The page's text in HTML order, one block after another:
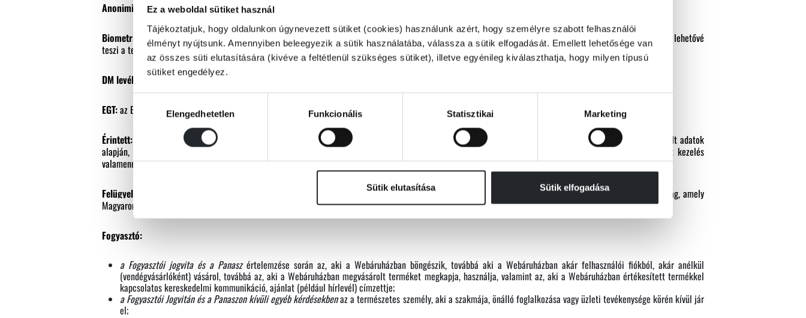
Ez a weboldal sütiket használ
Tájékoztatjuk, hogy oldalunkon úgynevezett sütiket (cookies) használunk azért, hogy személyre szabott felhasználói
élményt nyújtsunk. Amennyiben beleegyezik a sütik használatába, válassza a sütik elfogadását. Emellett lehetősége van
az összes süti elutasítására (kivéve a feltétlenül szükséges sütiket), illetve egyénileg kiválaszthatja, hogy milyen típusú
sütiket engedélyez.
kiválasztásaElengedhetetlen Funkcionális Statisztikai Marketing
Sütik elutasítása Sütik elfogadása
Anonimizálás: olyan technikai eljárás, amely biztosítja, hogy Ön és a személyes adat közötti kapcsolat többé nem állítható helyre;
Biometrikus adat:egy természetes személy testi, fiziológiai vagy viselkedési jellemzőire vonatkozó minden olyan adat (például arckép vagy ujjlenyomat), amely lehetővé
teszi a természetes személy egyedi azonosítását vagy éppen megerősíti a korábban már elvégzett azonosítás eredményét;
DM levél (elektronikus direktmarketing-levél vagy hírlevél):
EGT:az Európai Gazdasági Térség tagállamai (az Európai Unió tagállamai, valamint Izland, Norvégia és Liechtenstein);
Érintett:
bármely egyedileg meghatározott, személyes adat alapján ténylegesen azonosított vagy még nem azonosított, de – akár közvetlenül az általunk kezelt adatok
alapján, vagy más adatok felhasználásával közvetve – azonosítható természetes személy; ha a tájékoztatóban az
kifejezést használjuk, akkor az adott kezelés
valamennyi érintettjét értjük ez alatt;
Felügyeleti hatóság:
a GDPR felhatalmazása alapján a vonatkozó tagállami jogszabályban az adatvédelmi előírások betartásának ellenőrzésére kijelölt hatóság, amely
Magyarországon a Nemzeti Adatvédelmi és Információszabadság Hatóság (a továbbiakban: „NAIH”);
Fogyasztó:
a Fogyasztói jogvita és a Panasz értelemzése során az, aki a Webáruházban böngészik, továbbá aki a Webáruházban akár felhasználói fiókból, akár anélkül
(vendégvásárlóként) vásárol, továbbá az, aki a Webáruházban megvásárolt terméket megkapja, használja, valamint az, aki a Webáruházban értékesített termékkel
kapcsolatos kereskedelmi kommunikáció, ajánlat (például hírlevél) címzettje;
a Fogyasztói Jogvitán és a Panaszon kívüli egyéb kérdésekbenaz a természetes személy, aki a szakmája, önálló foglalkozása vagy üzleti tevékenysége körén kívül jár
el;